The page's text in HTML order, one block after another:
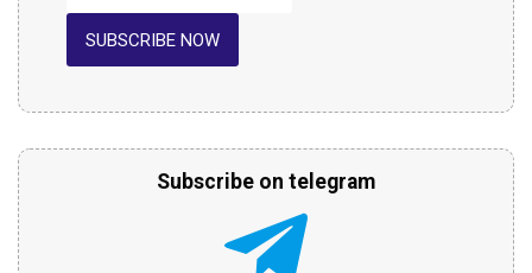
SUBSCRIBE NOW
Subscribe on telegram